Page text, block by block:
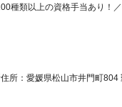
種類以上の資格手当あり
所：愛媛県松山市井門町